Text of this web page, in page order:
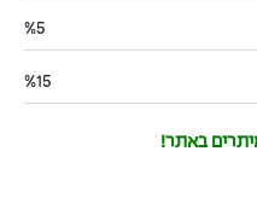
%5
%15
באתר!